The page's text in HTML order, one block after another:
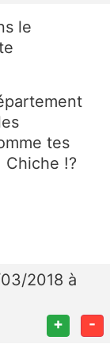
le
tes
Chiche !?
2018 à
+ -